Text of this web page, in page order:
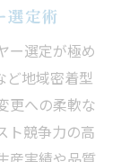
選定術
ー選定が極め
ど地域密着型
更への柔軟な
ト競争力の高